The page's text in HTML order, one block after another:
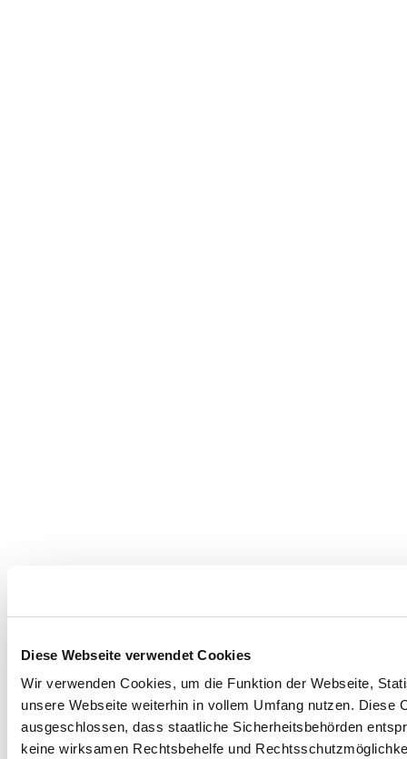
Diese Webseite verwendet Cookies
Wir verwenden Cookies, um die Funktion der Webseite,
unsere Webseite weiterhin in vollem Umfang nutzen.
ausgeschlossen, dass staatliche Sicherheitsbehörden
keine wirksamen Rechtsbehelfe und